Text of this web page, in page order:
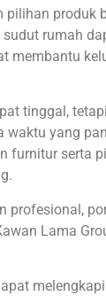
produk
rumah
membantu
tinggal,
yang
furnitur serta
profesional,
Lama